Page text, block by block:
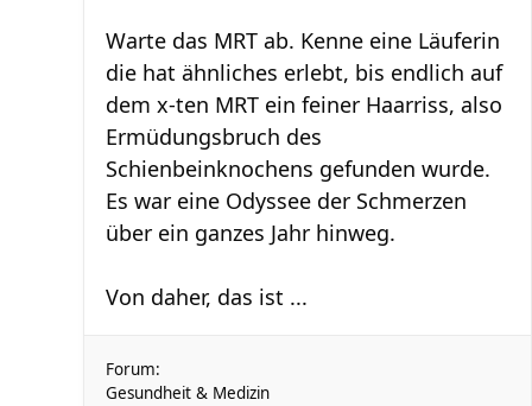
Warte das MRT ab. Kenne eine Läuferin
die hat ähnliches erlebt, bis endlich auf
dem x-ten MRT ein feiner Haarriss, also
Ermüdungsbruch des
Schienbeinknochens gefunden wurde.
Es war eine Odyssee der Schmerzen
über ein ganzes Jahr hinweg.
Von daher, das ist ...
Forum:
Gesundheit & Medizin